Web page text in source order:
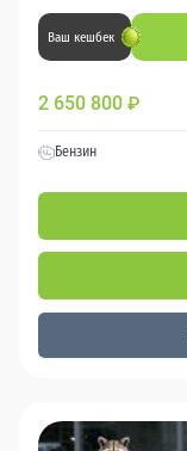
Ваш кешбек
2 650 800 ₽
Бензин